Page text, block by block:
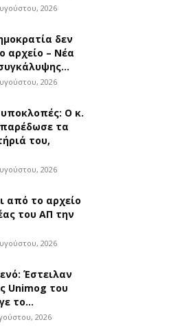
2026
δεν
αρχείο – Νέα
2026
υποκλοπές: Ο κ.
τα
του,
2026
από το αρχείο
του ΑΠ την
2026
Έστειλαν
Unimog του
το...
2026